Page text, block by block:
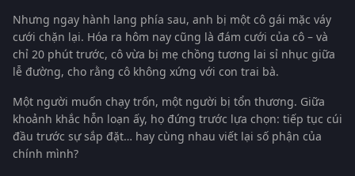
Nhưng ngay hành lang phía sau, anh bị một cô gái mặc váy
cưới chặn lại. Hóa ra hôm nay cũng là đám cưới của cô – và
chỉ 20 phút trước, cô vừa bị mẹ chồng tương lai sỉ nhục giữa
lễ đường, cho rằng cô không xứng với con trai bà.
Một người muốn chạy trốn, một người bị tổn thương. Giữa
khoảnh khắc hỗn loạn ấy, họ đứng trước lựa chọn: tiếp tục cúi
đầu trước sự sắp đặt… hay cùng nhau viết lại số phận của
chính mình?